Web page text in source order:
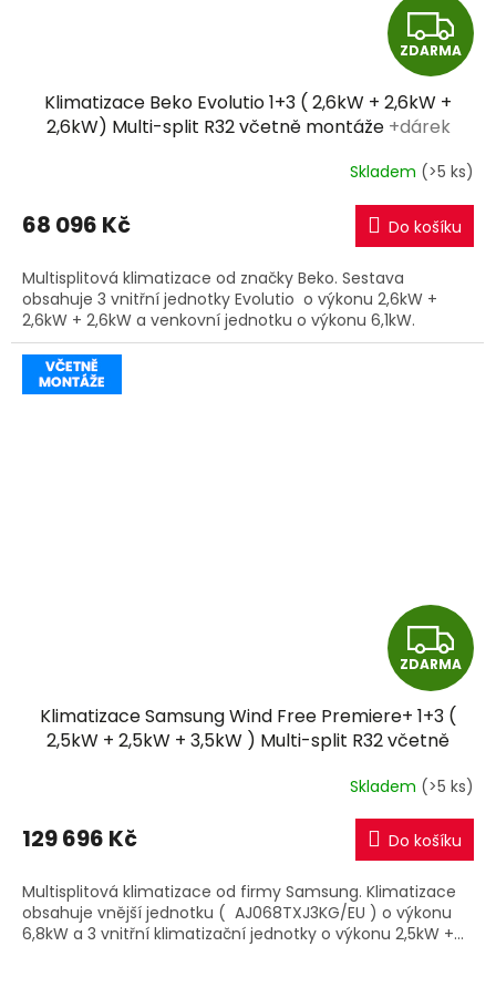
Z
D
R
M
A
ZDARMA
Klimatizace Beko Evolutio 1+3 ( 2,6kW + 2,6kW +
2,6kW) Multi-split R32 včetně montáže +dárek
Skladem (>5 ks)
68 096 Kč Do košíku
Multisplitová klimatizace od značky Beko. Sestava
obsahuje 3 vnitřní jednotky Evolutio o výkonu 2,6kW +
2,6kW + 2,6kW a venkovní jednotku o výkonu 6,1kW.
Z
D
A
R
M
A
ZDARMA
Klimatizace Samsung Wind Free Premiere+ 1+3 (
2,5kW + 2,5kW + 3,5kW ) Multi-split R32 včetně
Skladem (>5 ks)
129 696 Kč Do košíku
Multisplitová klimatizace od firmy Samsung. Klimatizace
obsahuje vnější jednotku ( AJ068TXJ3KG/EU ) o výkonu
6,8kW a 3 vnitřní klimatizační jednotky o výkonu 2,5kW +...